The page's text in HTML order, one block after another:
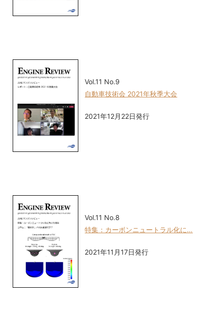
Vol.11 No.9
自動車技術会 2021年秋季大会
2021年12月22日発行
Vol.11 No.8
特集：カーボンニュートラル化に…
2021年11月17日発行